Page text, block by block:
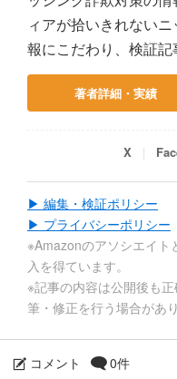
ィアが拾いきれない
報にこだわり、検証記
著者詳細・実績
X
▶ 編集・検証ポリシー
▶ プライバシーポリシー
※Amazonのアソシエイト
入を得ています。
※記事の内容は公開後も
筆・修正を行う場合があり
コメント
0件